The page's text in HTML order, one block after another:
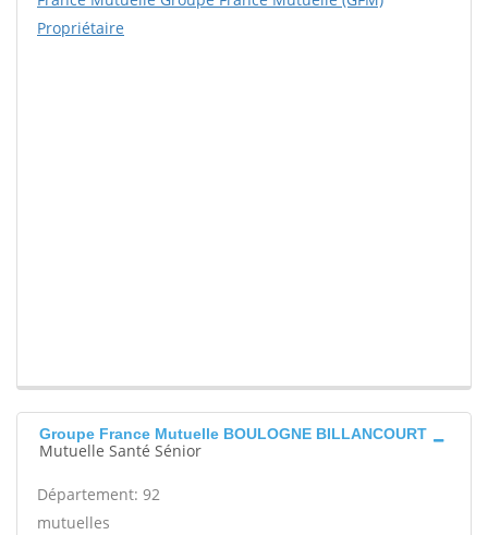
Propriétaire
Groupe France Mutuelle BOULOGNE BILLANCOURT
Mutuelle Santé Sénior
Département: 92
mutuelles